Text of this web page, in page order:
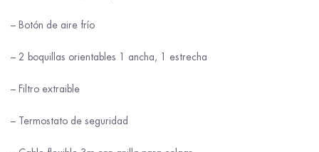
– Botón de aire frío
– 2 boquillas orientables 1 ancha, 1 estrecha
– Filtro extraible
– Termostato de seguridad